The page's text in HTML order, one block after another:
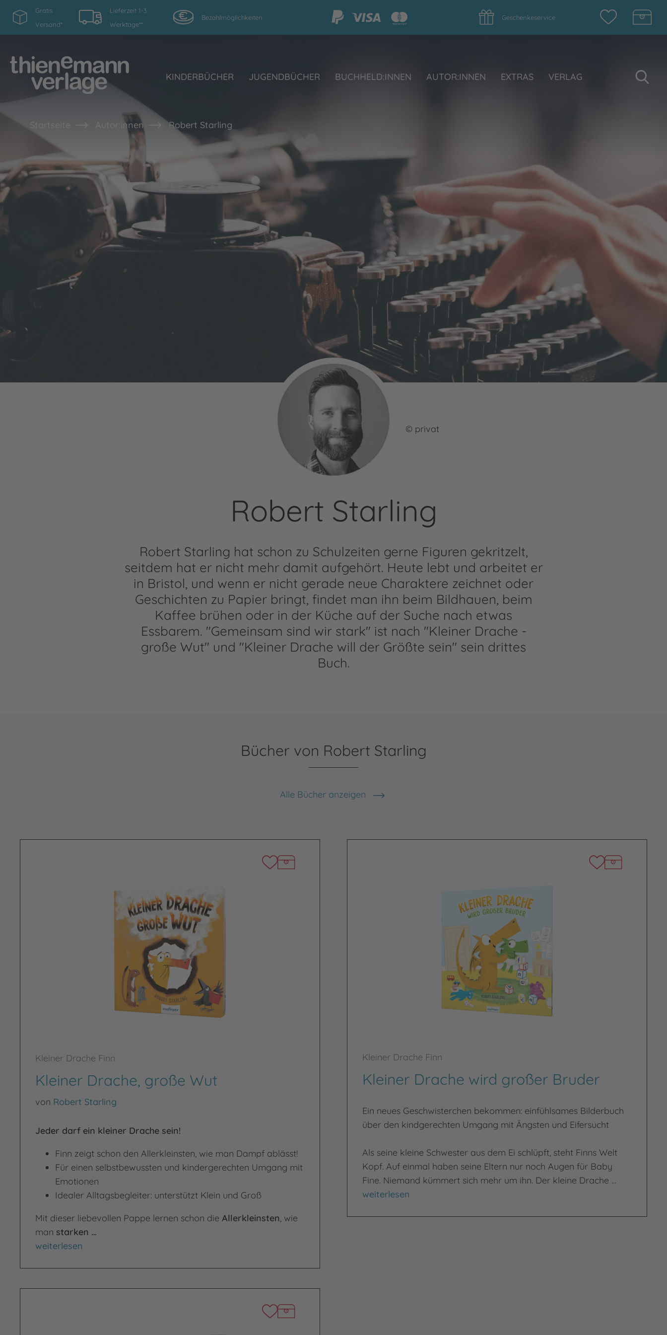
Gratis
Versand*
Lieferzeit 1-3
Werktage**
Bezahlmöglichkeiten Geschenkeservice
KINDERBÜCHER JUGENDBÜCHER BUCHHELD:INNEN AUTOR:INNEN EXTRAS VERLAG
Startseite Autor:innen Robert Starling
© privat
Robert Starling
Robert Starling hat schon zu Schulzeiten gerne Figuren gekritzelt,
seitdem hat er nicht mehr damit aufgehört. Heute lebt und arbeitet er
in Bristol, und wenn er nicht gerade neue Charaktere zeichnet oder
Geschichten zu Papier bringt, findet man ihn beim Bildhauen, beim
Kaffee brühen oder in der Küche auf der Suche nach etwas
Essbarem. "Gemeinsam sind wir stark" ist nach "Kleiner Drache -
große Wut" und "Kleiner Drache will der Größte sein" sein drittes
Buch.
Bücher von Robert Starling
Alle Bücher anzeigen
Kleiner Drache Finn
Kleiner Drache, große Wut
von Robert Starling
Jeder darf ein kleiner Drache sein!
Finn zeigt schon den Allerkleinsten, wie man Dampf ablässt!
Für einen selbstbewussten und kindergerechten Umgang mit
Emotionen
Idealer Alltagsbegleiter: unterstützt Klein und Groß
Mit dieser liebevollen Pappe lernen schon die Allerkleinsten, wie
man starken …
Kleiner Drache, große Wut
weiterlesen
Kleiner Drache Finn
Kleiner Drache wird großer Bruder
Ein neues Geschwisterchen bekommen: einfühlsames Bilderbuch
über den kindgerechten Umgang mit Ängsten und Eifersucht
Als seine kleine Schwester aus dem Ei schlüpft, steht Finns Welt
Kopf. Auf einmal haben seine Eltern nur noch Augen für Baby
Fine. Niemand kümmert sich mehr um ihn. Der kleine Drache …
Kleiner Drache wird großer Bruder
weiterlesen